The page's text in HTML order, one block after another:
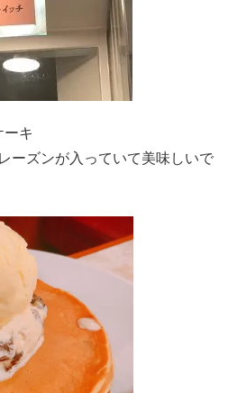
ーキ
ーズンが入っていて美味しいで